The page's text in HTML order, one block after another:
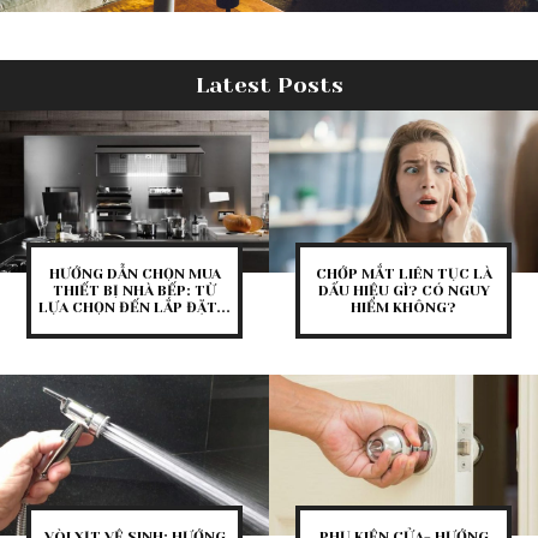
Latest Posts
HƯỚNG DẪN CHỌN MUA
THIẾT BỊ NHÀ BẾP: TỪ
LỰA CHỌN ĐẾN LẮP ĐẶT...
CHỚP MẮT LIÊN TỤC LÀ
DẤU HIỆU GÌ? CÓ NGUY
HIỂM KHÔNG?